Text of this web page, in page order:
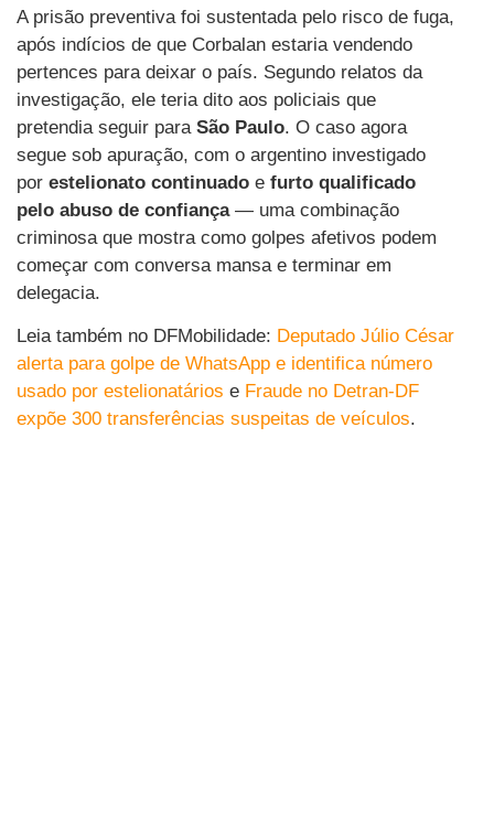
A prisão preventiva foi sustentada pelo risco de fuga,
após indícios de que Corbalan estaria vendendo
pertences para deixar o país. Segundo relatos da
investigação, ele teria dito aos policiais que
pretendia seguir para São Paulo. O caso agora
segue sob apuração, com o argentino investigado
por estelionato continuado e furto qualificado
pelo abuso de confiança— uma combinação
criminosa que mostra como golpes afetivos podem
começar com conversa mansa e terminar em
delegacia.
Leia também no DFMobilidade: Deputado Júlio César
alerta para golpe de WhatsApp e identifica número
usado por estelionatários e Fraude no Detran-DF
expõe 300 transferências suspeitas de veículos.